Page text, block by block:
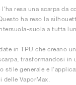
resa una scarpa da
ha reso la
suola a tutta
in ​TPU​ che creano
trasformandosi in
generale e
VaporMax.